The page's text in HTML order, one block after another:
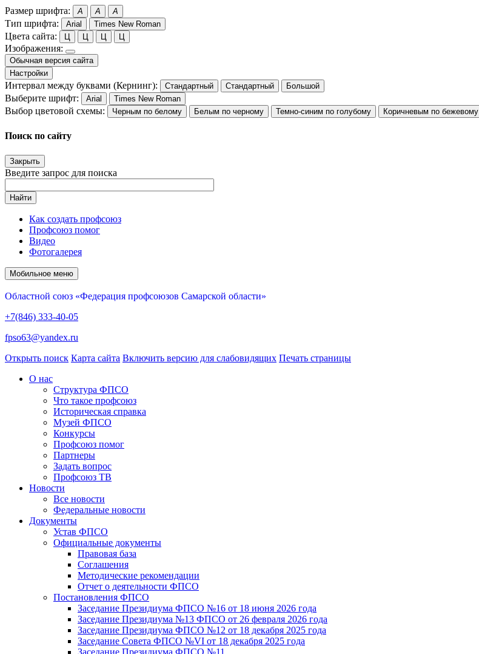
Размер шрифта: A A A
Тип шрифта: Arial Times New Roman
Цвета сайта: Ц Ц Ц Ц
Изображения:
Обычная версия сайта
Настройки
Интервал между буквами (Кернинг): Стандартный Стандартный Большой
Выберите шрифт: Arial Times New Roman
Выбор цветовой схемы: Черным по белому Белым по черному Темно-синим по голубому Коричневым по бежевому
Поиск по сайту
Закрыть
Введите запрос для поиска
Найти
Как создать профсоюз
Профсоюз помог
Видео
Фотогалерея
Мобильное меню
Областной союз «Федерация профсоюзов Самарской области»
+7(846) 333-40-05
fpso63@yandex.ru
Открыть поиск Карта сайта Включить версию для слабовидящих Печать страницы
О нас
Структура ФПСО
Что такое профсоюз
Историческая справка
Музей ФПСО
Конкурсы
Профсоюз помог
Партнеры
Задать вопрос
Профсоюз ТВ
Новости
Все новости
Федеральные новости
Документы
Устав ФПСО
Официальные документы
Правовая база
Соглашения
Методические рекомендации
Отчет о деятельности ФПСО
Постановления ФПСО
Заседание Президиума ФПСО №16 от 18 июня 2026 года
Заседание Президиума №13 ФПСО от 26 февраля 2026 года
Заседание Президиума ФПСО №12 от 18 декабря 2025 года
Заседание Совета ФПСО №VI от 18 декабря 2025 года
Заседание Президиума ФПСО №11